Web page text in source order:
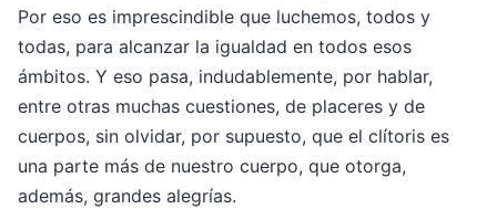
Por eso es imprescindible que luchemos, todos y
todas, para alcanzar la igualdad en todos esos
ámbitos. Y eso pasa, indudablemente, por hablar,
entre otras muchas cuestiones, de placeres y de
cuerpos, sin olvidar, por supuesto, que el clítoris es
una parte más de nuestro cuerpo, que otorga,
además, grandes alegrías.